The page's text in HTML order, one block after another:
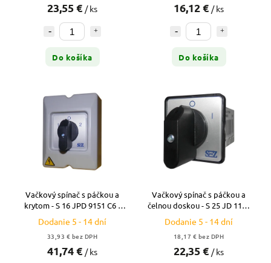
23,55 € / ks
Do košíka
16,12 € / ks
Do košíka
Vačkový spínač s páčkou a
krytom - S 16 JPD 9151 C6 -
16A - reverzačný (1/0/2)
Dodanie 5 - 14 dní
33,93 € bez DPH
41,74 € / ks
Vačkový spínač s páčkou a
čelnou doskou - S 25 JD 1103
Dodanie 5 - 14 dní
18,17 € bez DPH
22,35 € / ks